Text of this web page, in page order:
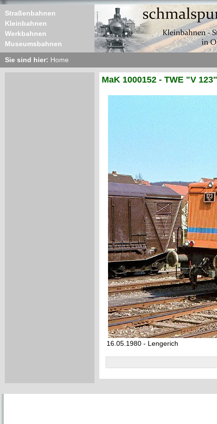
Straßenbahnen
Kleinbahnen
Werkbahnen
Museumsbahnen
Sie sind hier: Home
MaK 1000152 - TWE "V 123"
16.05.1980 - Lengerich